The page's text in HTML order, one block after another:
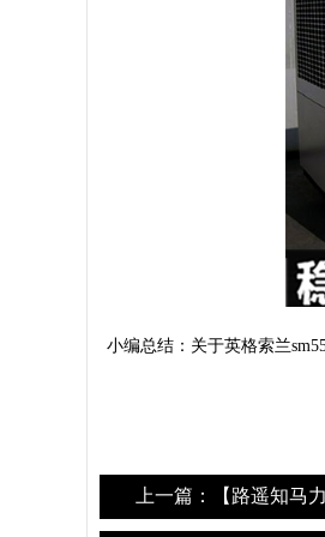
小编总结：关于英格索兰
上一篇：【路遥知马